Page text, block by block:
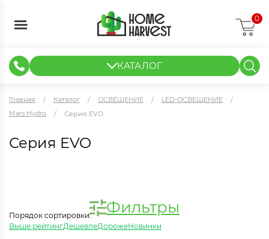
0
КАТАЛОГ
Главная Каталог ОСВЕЩЕНИЕ
LED-ОСВЕЩЕНИЕ
Mars Hydro
Серия EVO
Серия EVO
Фильтры
Порядок сортировки:
Выше рейтингДешевлеДорожеНовинки